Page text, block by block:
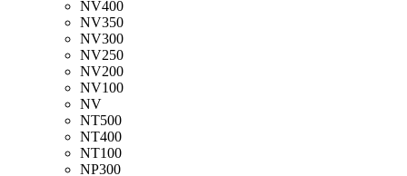
NV400
NV350
NV300
NV250
NV200
NV100
NV
NT500
NT400
NT100
NP300